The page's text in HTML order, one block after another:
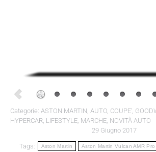
Categorie: ASTON MARTIN, AUTO, COUPE',
HYPERCAR, LIFESTYLE, MARCHE, NOVITÀ AUTO
29 Giugno 2017
Tags: Aston Martin Aston Martin Vulcan AMR Pro